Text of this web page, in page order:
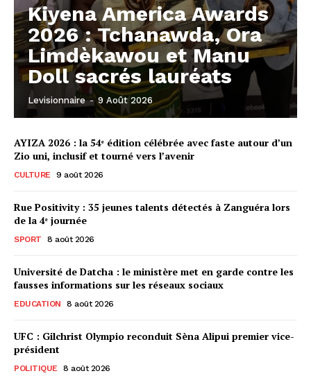
Kiyena America Awards
2026 : Tchanawda, Ora
Limdèkawou et Manu
Doll sacrés lauréats
Levisionnaire - 9 Août 2026
AYIZA 2026 : la 54ᵉ édition célébrée avec faste autour d’un
Zio uni, inclusif et tourné vers l’avenir
CULTURE 9 août 2026
Rue Positivity : 35 jeunes talents détectés à Zanguéra lors
de la 4ᵉ journée
SPORT 8 août 2026
Université de Datcha : le ministère met en garde contre les
fausses informations sur les réseaux sociaux
EDUCATION 8 août 2026
UFC : Gilchrist Olympio reconduit Sèna Alipui premier vice-
président
POLITIQUE 8 août 2026